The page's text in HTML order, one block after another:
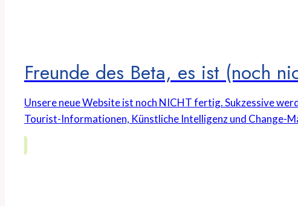
Freunde des Beta, es ist (noch
Unsere neue Website ist noch NICHT fertig. Sukzessive
Tourist-Informationen, Künstliche Intelligenz und Change-